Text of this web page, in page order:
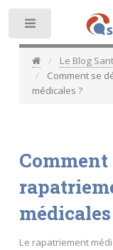
Le Blog
Comment se
médicales ?
Le rapatriement
Toggle